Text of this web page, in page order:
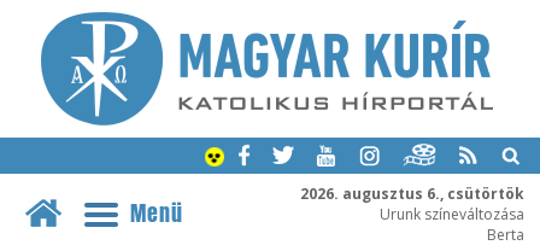
2026. augusztus 6., csütörtök
Urunk színeváltozása
Berta
Menü